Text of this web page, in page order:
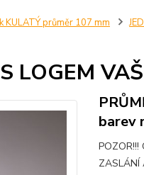
KULATÝ průměr 107 mm
LOGEM
barev
POZOR!!!
ZASLÁNÍ